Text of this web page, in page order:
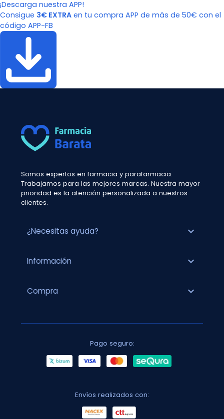
¡Descarga nuestra APP!
Consigue 3€ EXTRA en tu compra APP de más de 50€ con el
código APP-FB
Somos expertos en farmacia y parafarmacia.
Trabajamos para las mejores marcas. Nuestra mayor
prioridad es la atención personalizada a nuestros
clientes.
¿Necesitas ayuda? expand_more
Información expand_more
Compra expand_more
Pago seguro:
Envíos realizados con: